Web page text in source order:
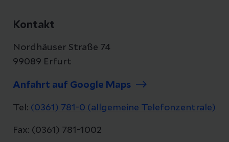
Kontakt
Nordhäuser Straße 74
99089 Erfurt
Anfahrt auf Google Maps
Tel: (0361) 781-0 (allgemeine Telefonzentrale)
Fax: (0361) 781-1002